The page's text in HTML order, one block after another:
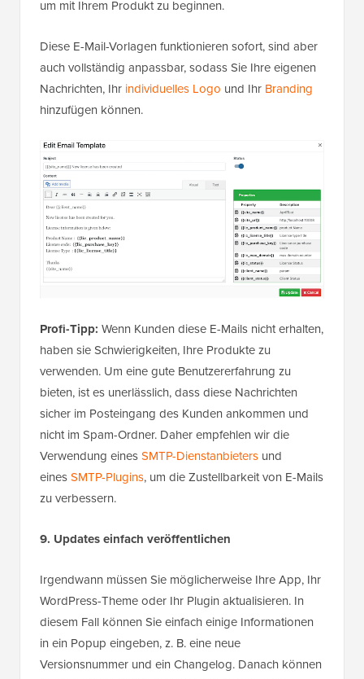
um mit Ihrem Produkt zu beginnen.
Diese E-Mail-Vorlagen funktionieren sofort, sind aber
auch vollständig anpassbar, sodass Sie Ihre eigenen
Nachrichten, Ihr individuelles Logo und Ihr Branding
hinzufügen können.
Profi-Tipp: Wenn Kunden diese E-Mails nicht erhalten,
haben sie Schwierigkeiten, Ihre Produkte zu
verwenden. Um eine gute Benutzererfahrung zu
bieten, ist es unerlässlich, dass diese Nachrichten
sicher im Posteingang des Kunden ankommen und
nicht im Spam-Ordner. Daher empfehlen wir die
Verwendung einesSMTP-Dienstanbieters und
einesSMTP-Plugins, um die Zustellbarkeit von E-Mails
zu verbessern.
9. Updates einfach veröffentlichen
Irgendwann müssen Sie möglicherweise Ihre App, Ihr
WordPress-Theme oder Ihr Plugin aktualisieren. In
diesem Fall können Sie einfach einige Informationen
in ein Popup eingeben, z. B. eine neue
Versionsnummer und ein Changelog. Danach können